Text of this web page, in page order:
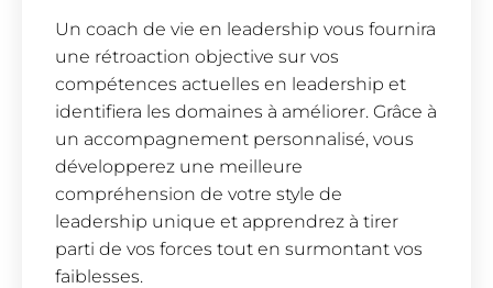
Un coach de vie en leadership vous fournira
une rétroaction objective sur vos
compétences actuelles en leadership et
identifiera les domaines à améliorer. Grâce à
un accompagnement personnalisé, vous
développerez une meilleure
compréhension de votre style de
leadership unique et apprendrez à tirer
parti de vos forces tout en surmontant vos
faiblesses.